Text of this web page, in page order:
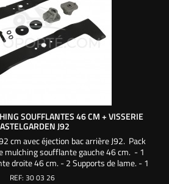
SOUFFLANTES 46 CM + VISSERIE
J92
cm avec éjection bac arrière J92. Pack
mulching soufflante gauche 46 cm. - 1
droite 46 cm. - 2 Supports de lame. - 1
à gauche. - 1 Vis de lame 38 mm pas à
REF: 30 03 26